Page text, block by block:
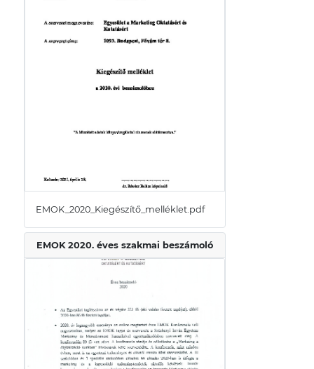
EMOK_2020_Kiegészítő_melléklet.pdf
EMOK 2020. éves szakmai beszámoló